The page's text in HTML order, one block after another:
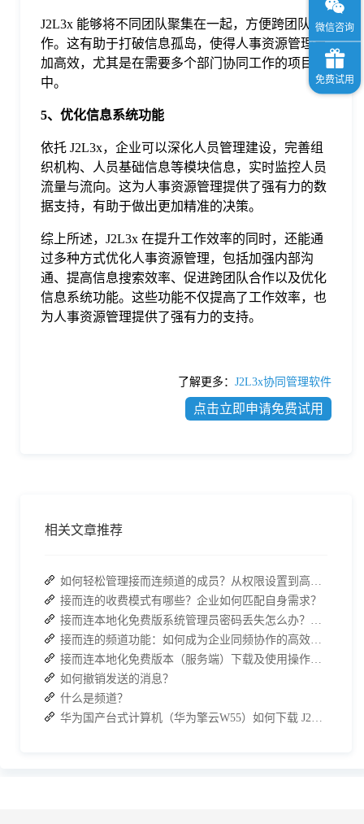
J2L3x 能够将不同团队聚集在一起，方便跨团队合
作。这有助于打破信息孤岛，使得人事资源管理更
加高效，尤其是在需要多个部门协同工作的项目
中。
5、优化信息系统功能
依托 J2L3x，企业可以深化人员管理建设，完善组
织机构、人员基础信息等模块信息，实时监控人员
流量与流向。这为人事资源管理提供了强有力的数
据支持，有助于做出更加精准的决策。
综上所述，J2L3x 在提升工作效率的同时，还能通
过多种方式优化人事资源管理，包括加强内部沟
通、提高信息搜索效率、促进跨团队合作以及优化
信息系统功能。这些功能不仅提高了工作效率，也
为人事资源管理提供了强有力的支持。
了解更多： J2L3x协同管理软件
点击立即申请免费试用
相关文章推荐
如何轻松管理接而连频道的成员？从权限设置到高效协作全指南
接而连的收费模式有哪些？企业如何匹配自身需求？
接而连本地化免费版系统管理员密码丢失怎么办？两种解决方案帮你快速恢复权限
接而连的频道功能：如何成为企业同频协作的高效枢纽？
接而连本地化免费版本（服务端）下载及使用操作手册
如何撤销发送的消息？
什么是频道？
华为国产台式计算机（华为擎云W55）如何下载 J2L3x 客户端